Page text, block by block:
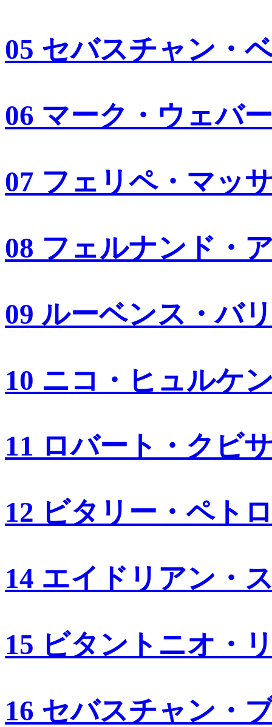
05 セバスチャン・
06 マーク・ウェバー
07 フェリペ・マッ
08 フェルナンド・
09 ルーベンス・バ
10 ニコ・ヒュルケ
11 ロバート・クビ
12 ビタリー・ペト
14 エイドリアン・
15 ビタントニオ・
16 セバスチャン・